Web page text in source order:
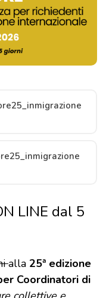
LINE dal 5
alla 25ª edizione
Coordinatori di